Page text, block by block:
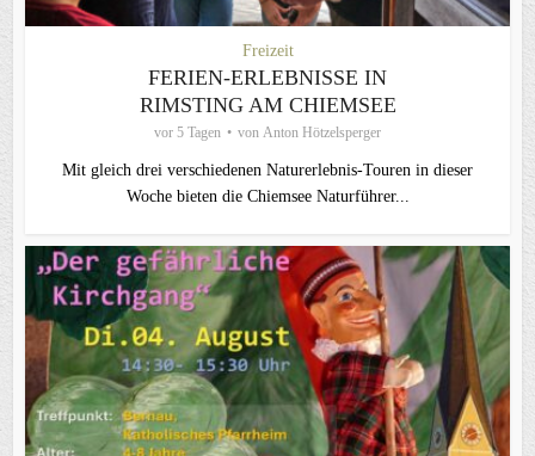
Freizeit
FERIEN-ERLEBNISSE IN
RIMSTING AM CHIEMSEE
vor 5 Tagen von Anton Hötzelsperger
Mit gleich drei verschiedenen Naturerlebnis-Touren in dieser
Woche bieten die Chiemsee Naturführer...